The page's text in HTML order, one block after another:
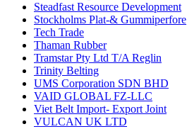
Steadfast Resource Development
Stockholms Plat-& Gummiperfore
Tech Trade
Thaman Rubber
Tramstar Pty Ltd T/A Reglin
Trinity Belting
UMS Corporation SDN BHD
VAID GLOBAL FZ-LLC
Viet Belt Import- Export Joint
VULCAN UK LTD